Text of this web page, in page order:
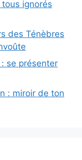
tous ignorés
des Ténèbres
se présenter
: miroir de ton